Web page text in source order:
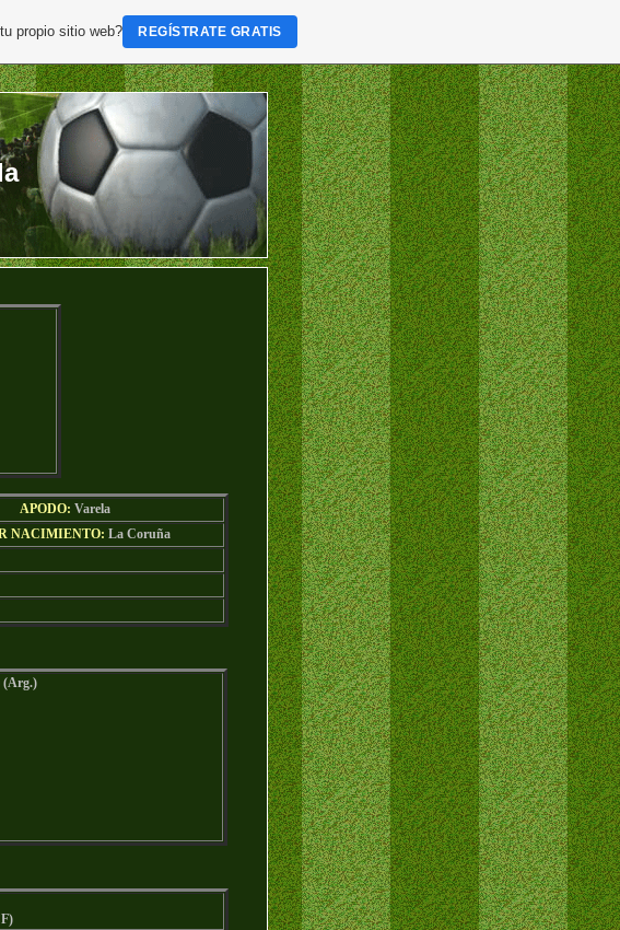
APODO: Varela
NACIMIENTO: La Coruña
(Arg.)
CF)
propio sitio web? REGÍSTRATE GRATIS